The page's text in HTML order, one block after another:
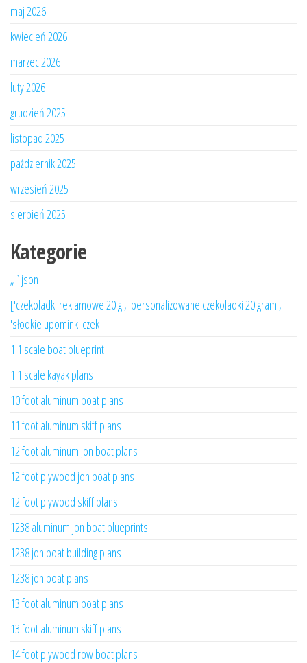
maj 2026
kwiecień 2026
marzec 2026
luty 2026
grudzień 2025
listopad 2025
październik 2025
wrzesień 2025
sierpień 2025
Kategorie
„`json
['czekoladki reklamowe 20 g', 'personalizowane czekoladki 20 gram',
'słodkie upominki czek
1 1 scale boat blueprint
1 1 scale kayak plans
10 foot aluminum boat plans
11 foot aluminum skiff plans
12 foot aluminum jon boat plans
12 foot plywood jon boat plans
12 foot plywood skiff plans
1238 aluminum jon boat blueprints
1238 jon boat building plans
1238 jon boat plans
13 foot aluminum boat plans
13 foot aluminum skiff plans
14 foot plywood row boat plans